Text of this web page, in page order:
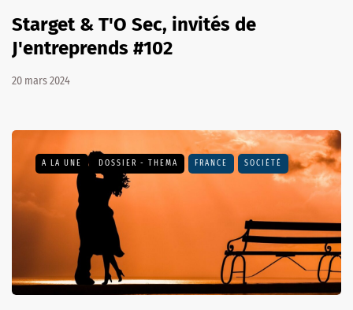
Starget & T'O Sec, invités de
J'entreprends #102
20 mars 2024
A LA UNE DOSSIER - THEMA FRANCE SOCIÉTÉ